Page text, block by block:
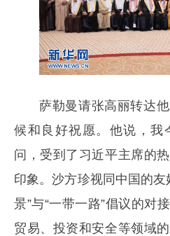
萨勒曼请张高丽转达
候和良好祝愿。他说，我
问，受到了习近平主席的
印象。沙方珍视同中国的友
景”与“一带一路”倡议的对
贸易、投资和安全等领域